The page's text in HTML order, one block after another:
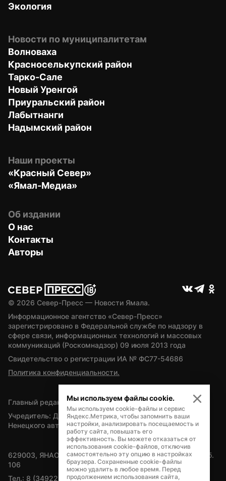
Экология
Новости по муниципалитетам
Волноваха
Красноселькупский район
Тарко-Сале
Новый Уренгой
Приуральский район
Лабытнанги
Надымский район
Наши проекты
«Красный Север»
«Ямал-Медиа»
Об издании
О нас
Контакты
Авторы
© 2026 Север-Пресс — Новости Ямала.
Информационное агентство «Север-Пресс»
зарегистрировано в Федеральной службе по надзору в
сфере связи, информационных технологий и массовых
коммуникаций (Роскомнадзор) 09 июля 2013 года
Свидетельство о регистрации ИА № ФС77-54686
Политика конфиденциальности.
Главный редактор — А.Л. Поздеев
Учредитель: Департамент внутренней политики Ямало-
Ненецкого автономного округа
629003, ЯНАО, Салехард, мкр. Богдана Кнунянца, д.1, каб.
106
Тел.: 8 (34922) 71262
Мы используем файлы cookie.
Мы используем cookie-файлы и сервис
Яндекс.Метрика, чтобы запомнить ваши
настройки, анализировать посещаемость и
работу сайта, повышать его
эффективность. Вы можете отказаться от
использования cookie-файлов, отключив
самостоятельно эту опцию в настройках
браузера. Сохраненные cookie-файлы
можно удалить в любое время. Перед
продолжением использования сайта,